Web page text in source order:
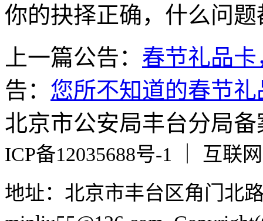
你的抉择正确，什么问
上一篇公告： 春节礼品
告： 您所不知道的春节
北京市公安局丰台分局
ICP备12035688号-1 ｜ 互联
地址：北京市丰台区角门